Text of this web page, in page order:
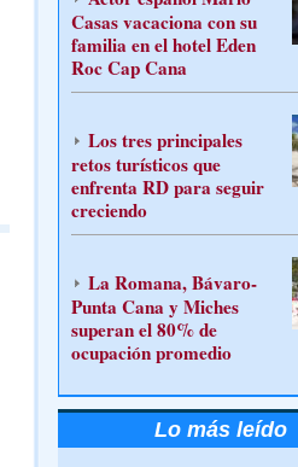
Casas vacaciona con su
familia en el hotel Eden
Roc Cap Cana
Los tres principales
retos turísticos que
enfrenta RD para seguir
creciendo
La Romana, Bávaro-
Punta Cana y Miches
superan el 80% de
ocupación promedio
Lo más leído